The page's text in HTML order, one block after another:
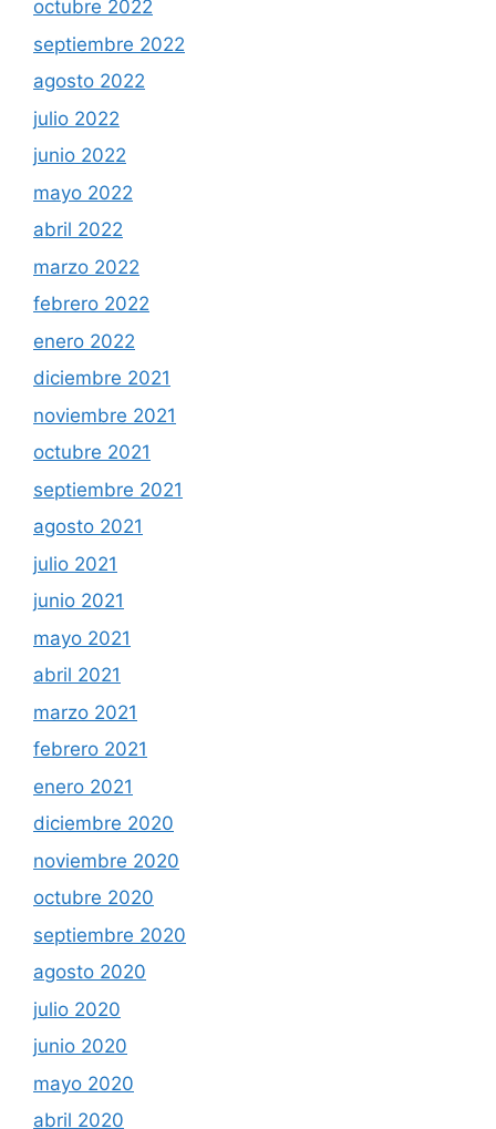
octubre 2022
septiembre 2022
agosto 2022
julio 2022
junio 2022
mayo 2022
abril 2022
marzo 2022
febrero 2022
enero 2022
diciembre 2021
noviembre 2021
octubre 2021
septiembre 2021
agosto 2021
julio 2021
junio 2021
mayo 2021
abril 2021
marzo 2021
febrero 2021
enero 2021
diciembre 2020
noviembre 2020
octubre 2020
septiembre 2020
agosto 2020
julio 2020
junio 2020
mayo 2020
abril 2020